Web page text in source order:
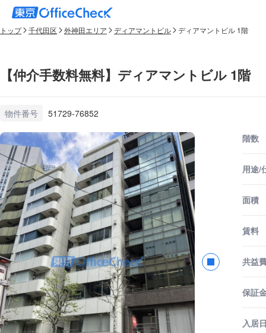
トップ 千代田区 外神田エリア ディアマントビル ディアマントビル 1階
【仲介手数料無料】ディアマントビル 1階
物件番号 51729-76852
階数
用途/
面積
賃料
共益
保証
入居